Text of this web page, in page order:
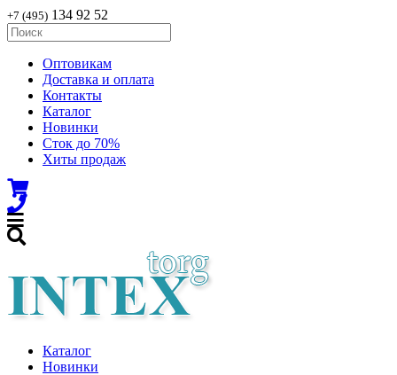
+7 (495) 134 92 52
Оптовикам
Доставка и оплата
Контакты
Каталог
Новинки
Сток до 70%
Хиты продаж
Каталог
Новинки